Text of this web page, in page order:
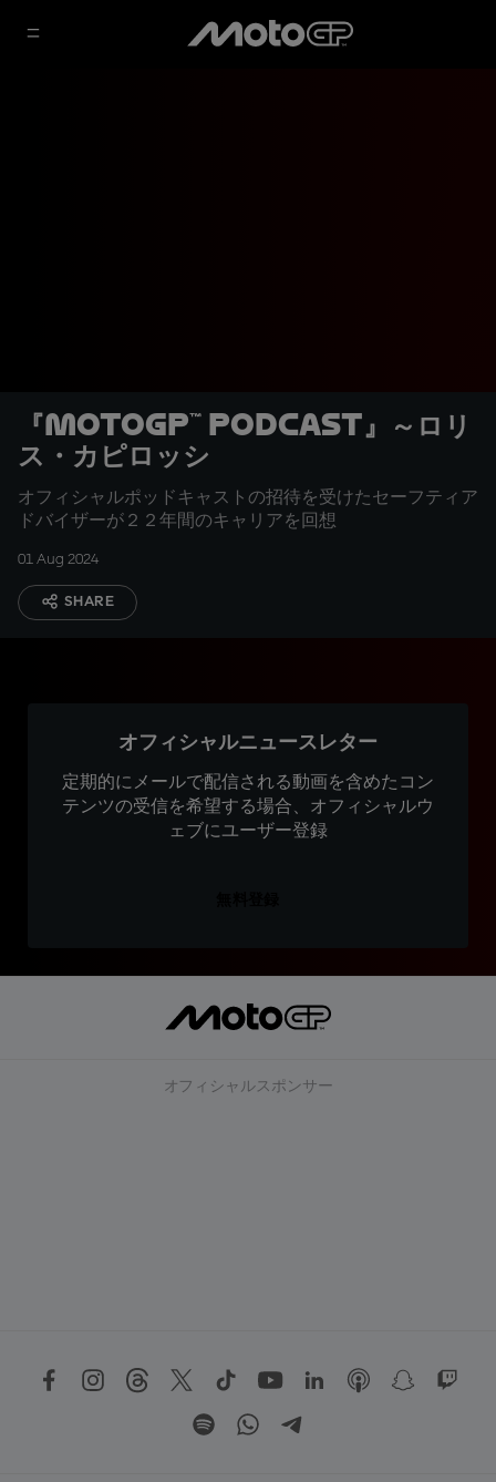
『MotoGP™ Podcast』～ロリ
ス・カピロッシ
オフィシャルポッドキャストの招待を受けたセーフティア
ドバイザーが２２年間のキャリアを回想
01 Aug 2024
SHARE
オフィシャルニュースレター
定期的にメールで配信される動画を含めたコン
テンツの受信を希望する場合、オフィシャルウ
ェブにユーザー登録
オフィシャルスポンサー